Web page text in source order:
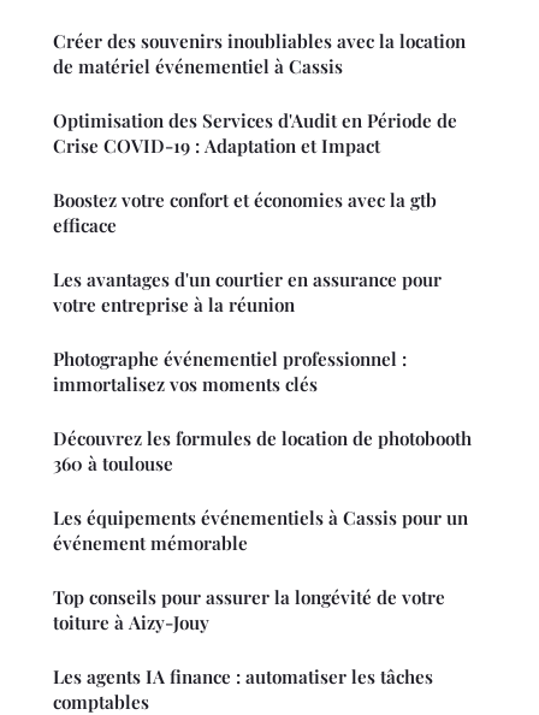
Créer des souvenirs inoubliables avec la location
de matériel événementiel à Cassis
Optimisation des Services d'Audit en Période de
Crise COVID-19 : Adaptation et Impact
Boostez votre confort et économies avec la gtb
efficace
Les avantages d'un courtier en assurance pour
votre entreprise à la réunion
Photographe événementiel professionnel :
immortalisez vos moments clés
Découvrez les formules de location de photobooth
360 à toulouse
Les équipements événementiels à Cassis pour un
événement mémorable
Top conseils pour assurer la longévité de votre
toiture à Aizy-Jouy
Les agents IA finance : automatiser les tâches
comptables